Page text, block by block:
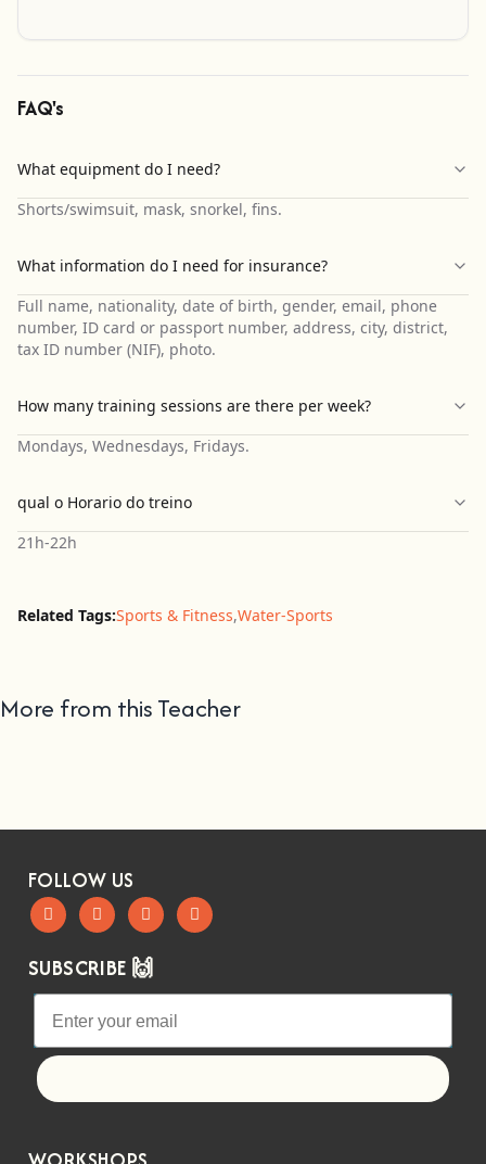
FAQ's
What equipment do I need?
Shorts/swimsuit, mask, snorkel, fins.
What information do I need for insurance?
Full name, nationality, date of birth, gender, email, phone
number, ID card or passport number, address, city, district,
tax ID number (NIF), photo.
How many training sessions are there per week?
Mondays, Wednesdays, Fridays.
qual o Horario do treino
21h-22h
Related Tags:Sports & Fitness,Water-Sports
More from this Teacher
FOLLOW US
SUBSCRIBE 🙌